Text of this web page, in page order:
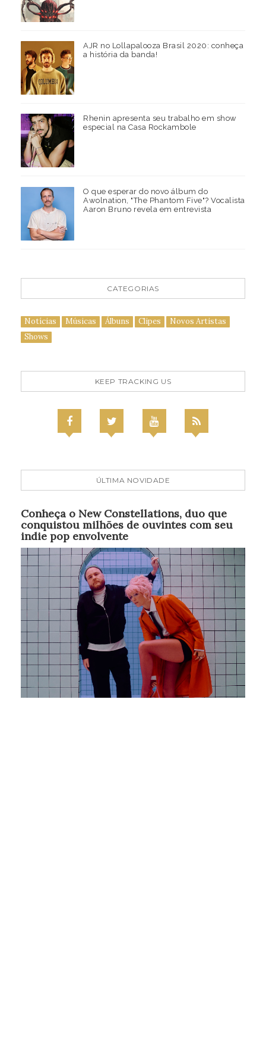
AJR no Lollapalooza Brasil 2020: conheça
a história da banda!
Rhenin apresenta seu trabalho em show
especial na Casa Rockambole
O que esperar do novo álbum do
Awolnation, "The Phantom Five"? Vocalista
Aaron Bruno revela em entrevista
CATEGORIAS
Notícias Músicas Álbuns Clipes
Novos Artistas
Shows
KEEP TRACKING US
ÚLTIMA NOVIDADE
Conheça o New Constellations, duo que
conquistou milhões de ouvintes com seu
indie pop envolvente